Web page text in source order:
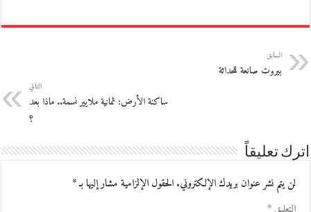
السابق
بيروت صانعة للحداثة
التالي
ساكنة الأرض: ثمانية ملايير نسمة.. ماذا بعد
؟
اترك تعليقاً
لن يتم نشر عنوان بريدك الإلكتروني.الحقول الإلزامية مشار إليها بـ*